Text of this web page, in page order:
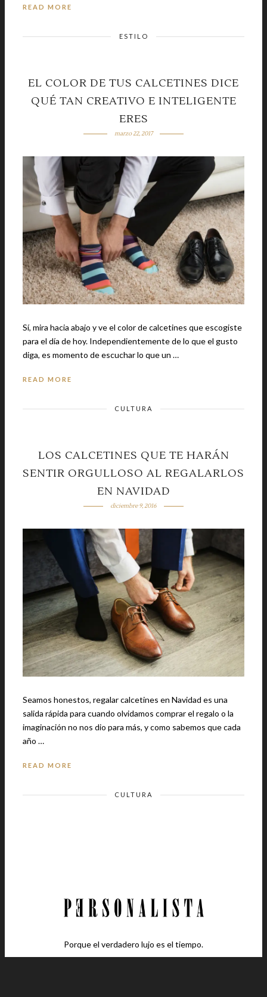
READ MORE
ESTILO
EL COLOR DE TUS CALCETINES DICE
QUÉ TAN CREATIVO E INTELIGENTE
ERES
marzo 22, 2017
Sí, mira hacia abajo y ve el color de calcetines que escogiste
para el día de hoy. Independientemente de lo que el gusto
diga, es momento de escuchar lo que un …
READ MORE
CULTURA
LOS CALCETINES QUE TE HARÁN
SENTIR ORGULLOSO AL REGALARLOS
EN NAVIDAD
diciembre 9, 2016
Seamos honestos, regalar calcetines en Navidad es una
salida rápida para cuando olvidamos comprar el regalo o la
imaginación no nos dio para más, y como sabemos que cada
año …
READ MORE
CULTURA
Porque el verdadero lujo es el tiempo.